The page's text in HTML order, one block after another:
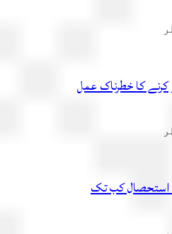
کرنے کا خطرناک عمل
استحصال کب تک